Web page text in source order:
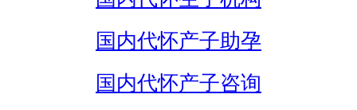
国内代怀产子助孕
国内代怀产子咨询